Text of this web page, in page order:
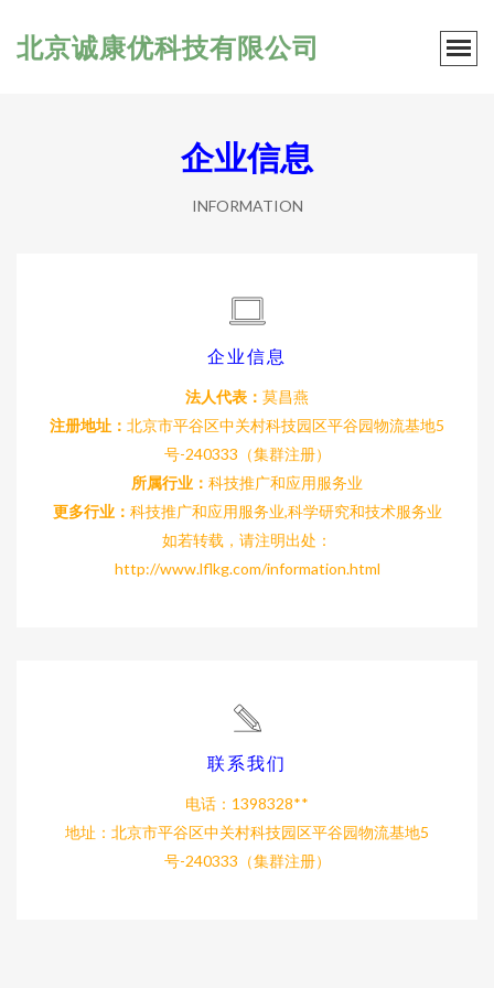
北京诚康优科技有限公司
企业信息
INFORMATION
企业信息
法人代表： 莫昌燕
注册地址： 北京市平谷区中关村科技园区平谷园物流基地5
号-240333（集群注册）
所属行业： 科技推广和应用服务业
更多行业： 科技推广和应用服务业,科学研究和技术服务业
如若转载，请注明出处：
http://www.lflkg.com/information.html
联系我们
电话：1398328**
地址：北京市平谷区中关村科技园区平谷园物流基地5
号-240333（集群注册）